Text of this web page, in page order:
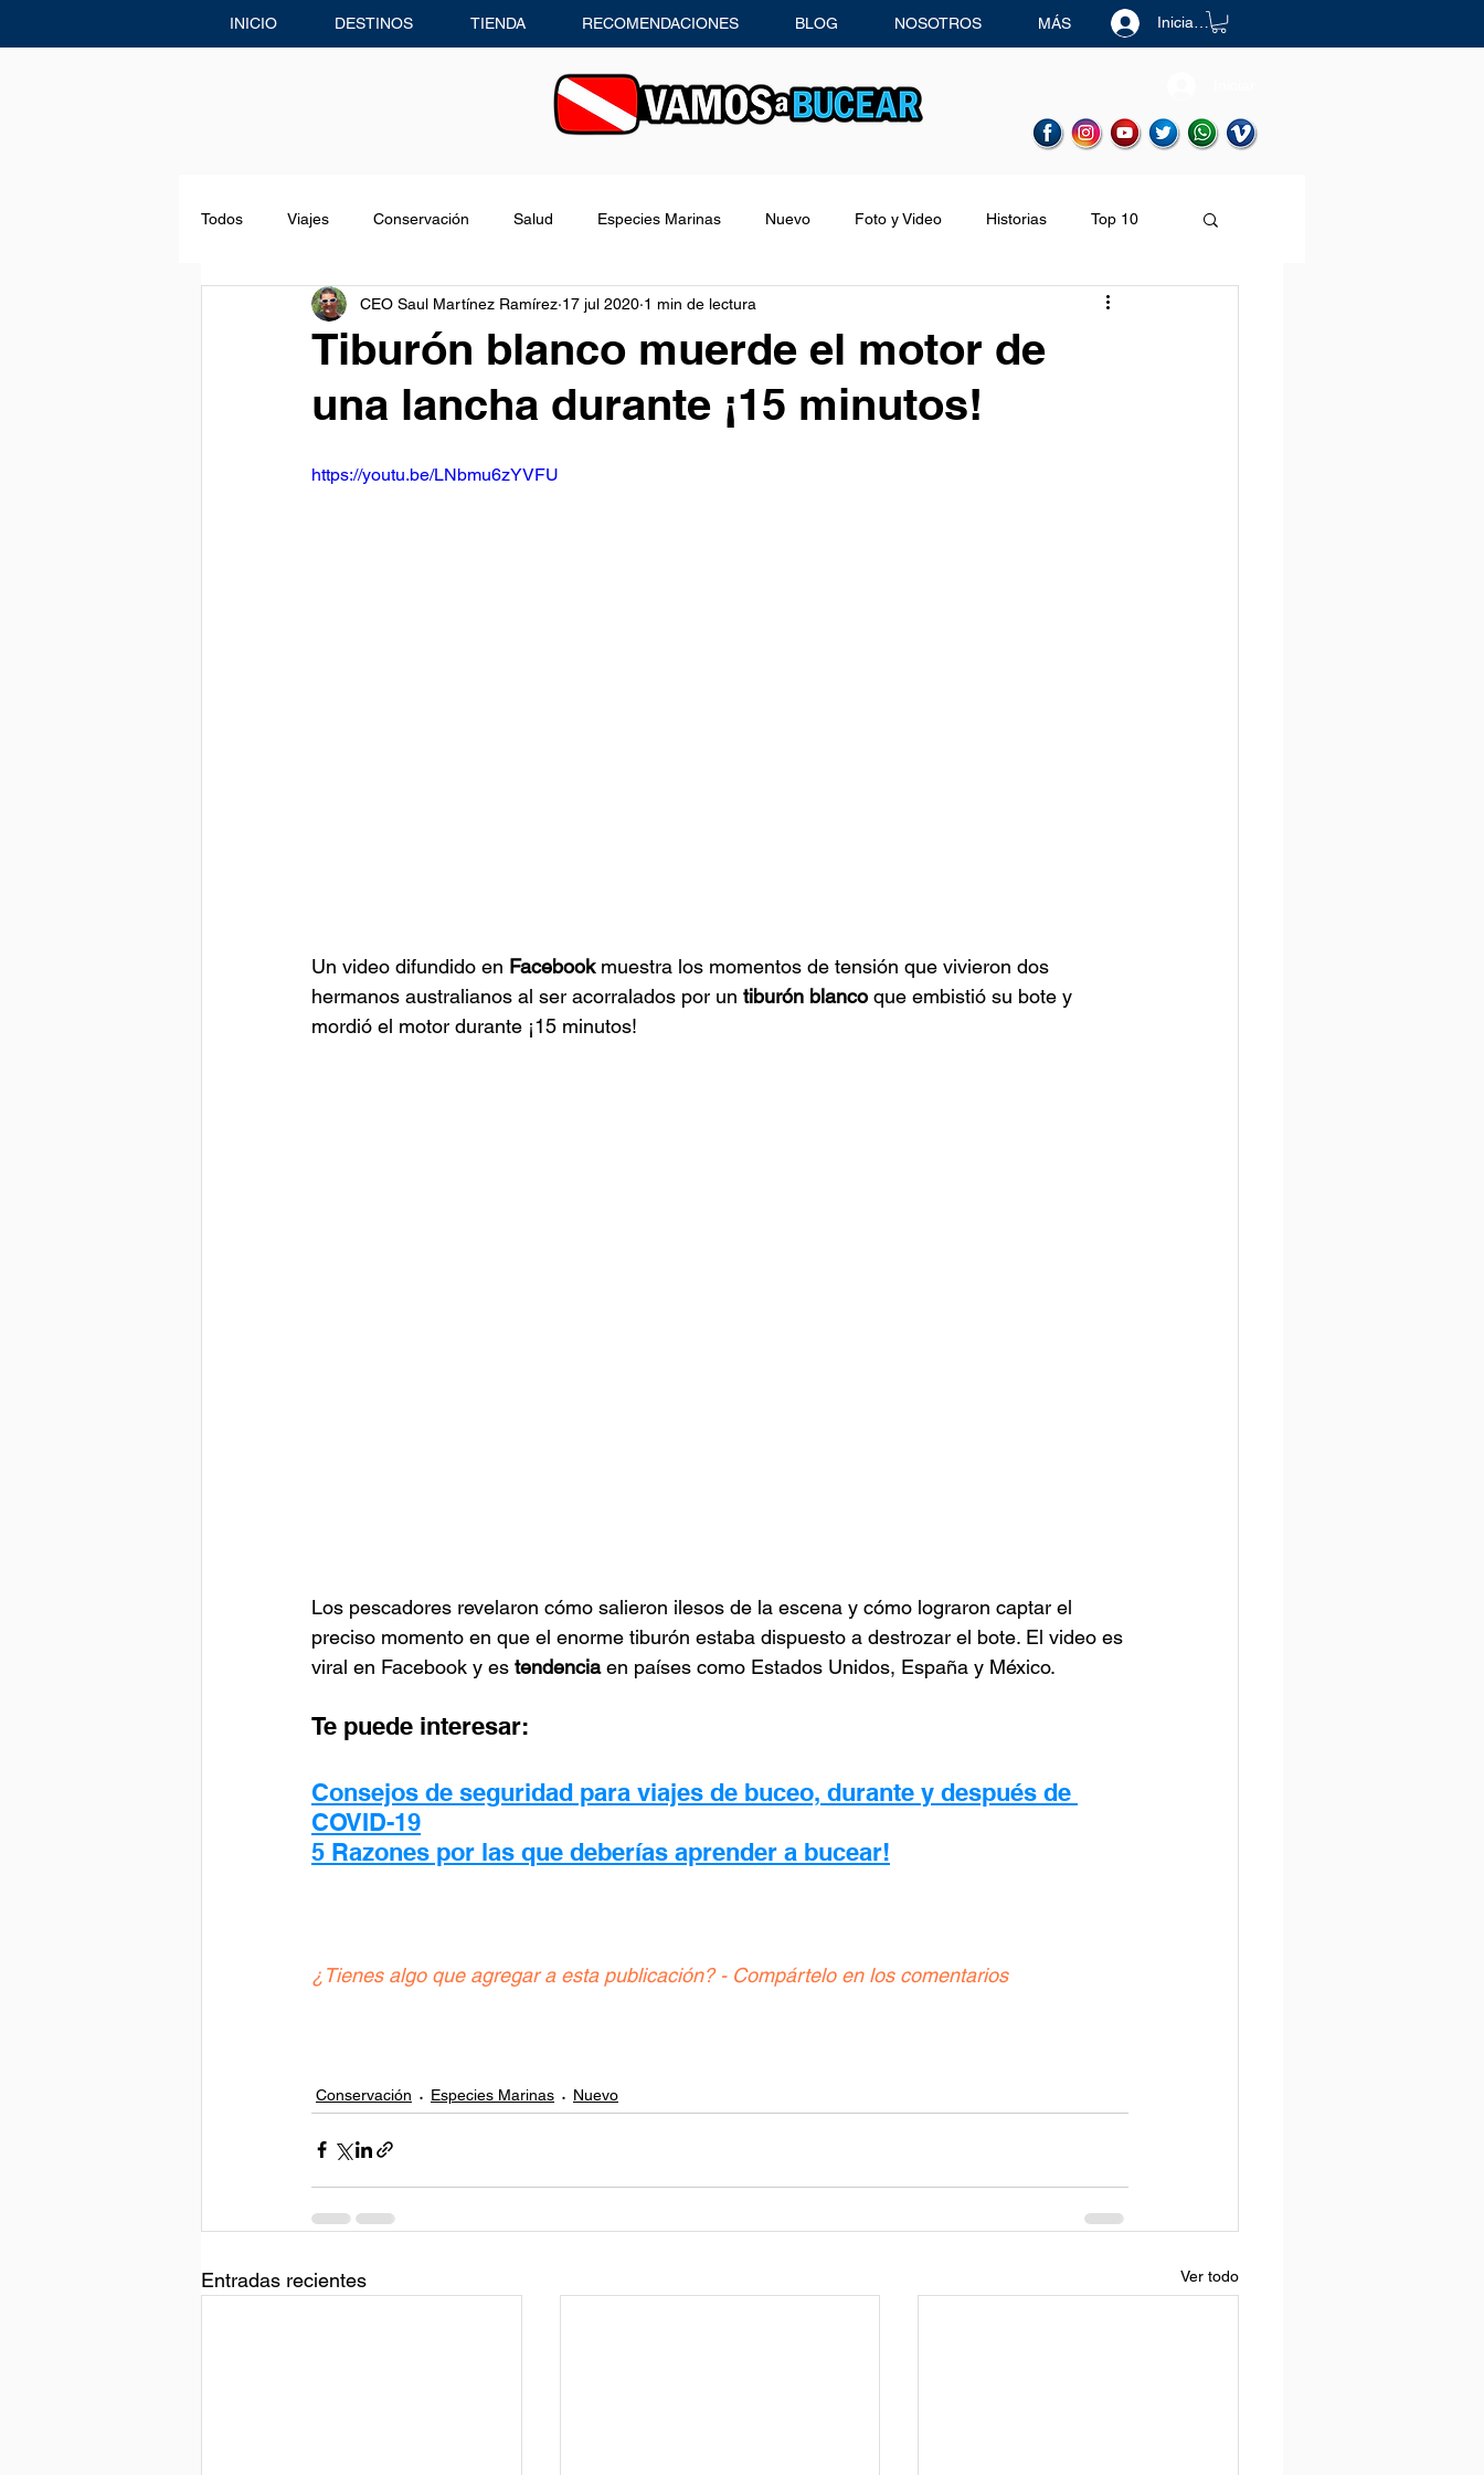
INICIO DESTINOS TIENDA RECOMENDACIONES BLOG NOSOTROS MÁS Iniciar sesión
Todos Viajes Conservación Salud Especies Marinas Nuevo Foto y Video Historias Top 10
Freediving Eventos & Noticias Consejos de Buceo Recomendaciones
Centro de Buceo Aventuras Equipo de Buceo Concursos
Tiburón blanco muerde el motor de
una lancha durante ¡15 minutos!
CEO Saul Martínez Ramírez 17 jul 2020 1 min de lectura
https://youtu.be/LNbmu6zYVFU
Un video difundido en Facebook muestra los momentos de tensión que vivieron dos
hermanos australianos al ser acorralados por un tiburón blanco que embistió su bote y
mordió el motor durante ¡15 minutos!
Los pescadores revelaron cómo salieron ilesos de la escena y cómo lograron captar el
preciso momento en que el enorme tiburón estaba dispuesto a destrozar el bote. El video es
viral en Facebook y es tendencia en países como Estados Unidos, España y México.
Te puede interesar:
Consejos de seguridad para viajes de buceo, durante y después de
COVID-19
5 Razones por las que deberías aprender a bucear!
¿Tienes algo que agregar a esta publicación? - Compártelo en los comentarios
Conservación Especies Marinas Nuevo
Entradas recientes Ver todo